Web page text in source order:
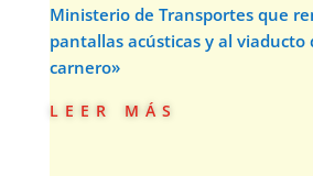
Ministerio de Transportes que
pantallas acústicas y al viaducto
carnero»
leer más